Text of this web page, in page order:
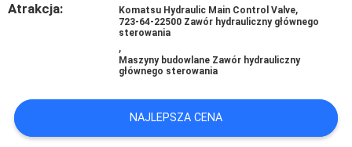
AKTUALNOŚCI
WSZYSTKIE
PRZYPADKI
Atrakcja: Komatsu Hydraulic Main Control Valve,
723-64-22500 Zawór hydrauliczny głównego
sterowania
,
Maszyny budowlane Zawór hydrauliczny
głównego sterowania
NAJLEPSZA CENA